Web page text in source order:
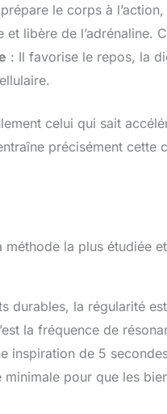
le corps à
libère de l’adrénaline.
: Il favorise le repos, la
celui qui sait
précisément
méthode la plus étudiée
durables, la régularité
la fréquence de
inspiration de 5
minimale pour que les